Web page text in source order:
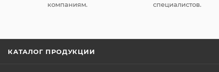
компаниям.
специалистов.
КАТАЛОГ ПРОДУКЦИИ